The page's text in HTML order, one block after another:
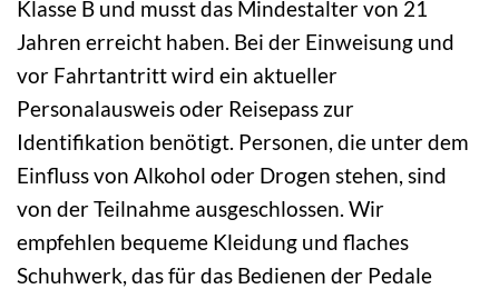
Klasse B und musst das Mindestalter von 21
Jahren erreicht haben. Bei der Einweisung und
vor Fahrtantritt wird ein aktueller
Personalausweis oder Reisepass zur
Identifikation benötigt. Personen, die unter dem
Einfluss von Alkohol oder Drogen stehen, sind
von der Teilnahme ausgeschlossen. Wir
empfehlen bequeme Kleidung und flaches
Schuhwerk, das für das Bedienen der Pedale